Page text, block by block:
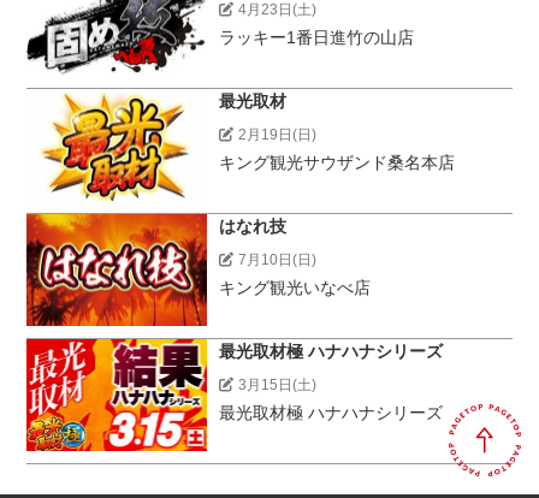
4月23日(土)
ラッキー1番日進竹の山店
最光取材
2月19日(日)
キング観光サウザンド桑名本店
はなれ技
7月10日(日)
キング観光いなべ店
最光取材極 ハナハナシリーズ
3月15日(土)
最光取材極 ハナハナシリーズ